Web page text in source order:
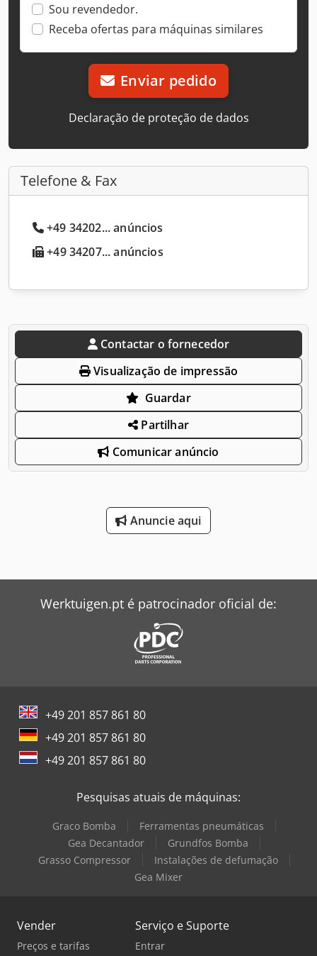
Sou revendedor.
Receba ofertas para máquinas similares
Enviar pedido
Declaração de proteção de dados
Telefone & Fax
+49 34202... anúncios
+49 34207... anúncios
Contactar o fornecedor
Visualização de impressão
Guardar
Partilhar
Comunicar anúncio
Anuncie aqui
Werktuigen.pt é patrocinador oficial de:
+49 201 857 861 80
+49 201 857 861 80
+49 201 857 861 80
Pesquisas atuais de máquinas:
Graco Bomba
Ferramentas pneumáticas
Gea Decantador
Grundfos Bomba
Grasso Compressor
Instalações de defumação
Gea Mixer
Vender
Preços e tarifas
Serviço e Suporte
Entrar